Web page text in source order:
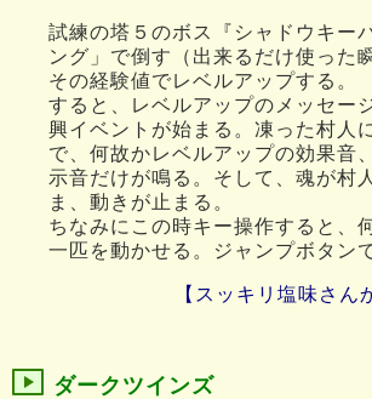
試練の塔５のボス『シャドウキー
ング」で倒す（出来るだけ使った
その経験値でレベルアップする。
すると、レベルアップのメッセー
興イベントが始まる。凍った村人
で、何故かレベルアップの効果音
示音だけが鳴る。そして、魂が村
ま、動きが止まる。
ちなみにこの時キー操作すると、
一匹を動かせる。ジャンプボタン
【スッキリ塩味さん
ダークツインズ